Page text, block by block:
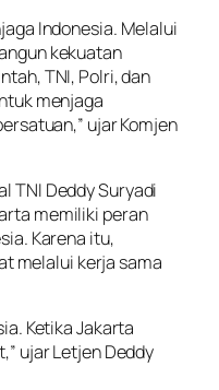
Indonesia. Melalui
kekuatan
TNI, Polri, dan
menjaga
ujar Komjen
TNI Deddy Suryadi
memiliki peran
Karena itu,
melalui kerja sama
Ketika Jakarta
ujar Letjen Deddy